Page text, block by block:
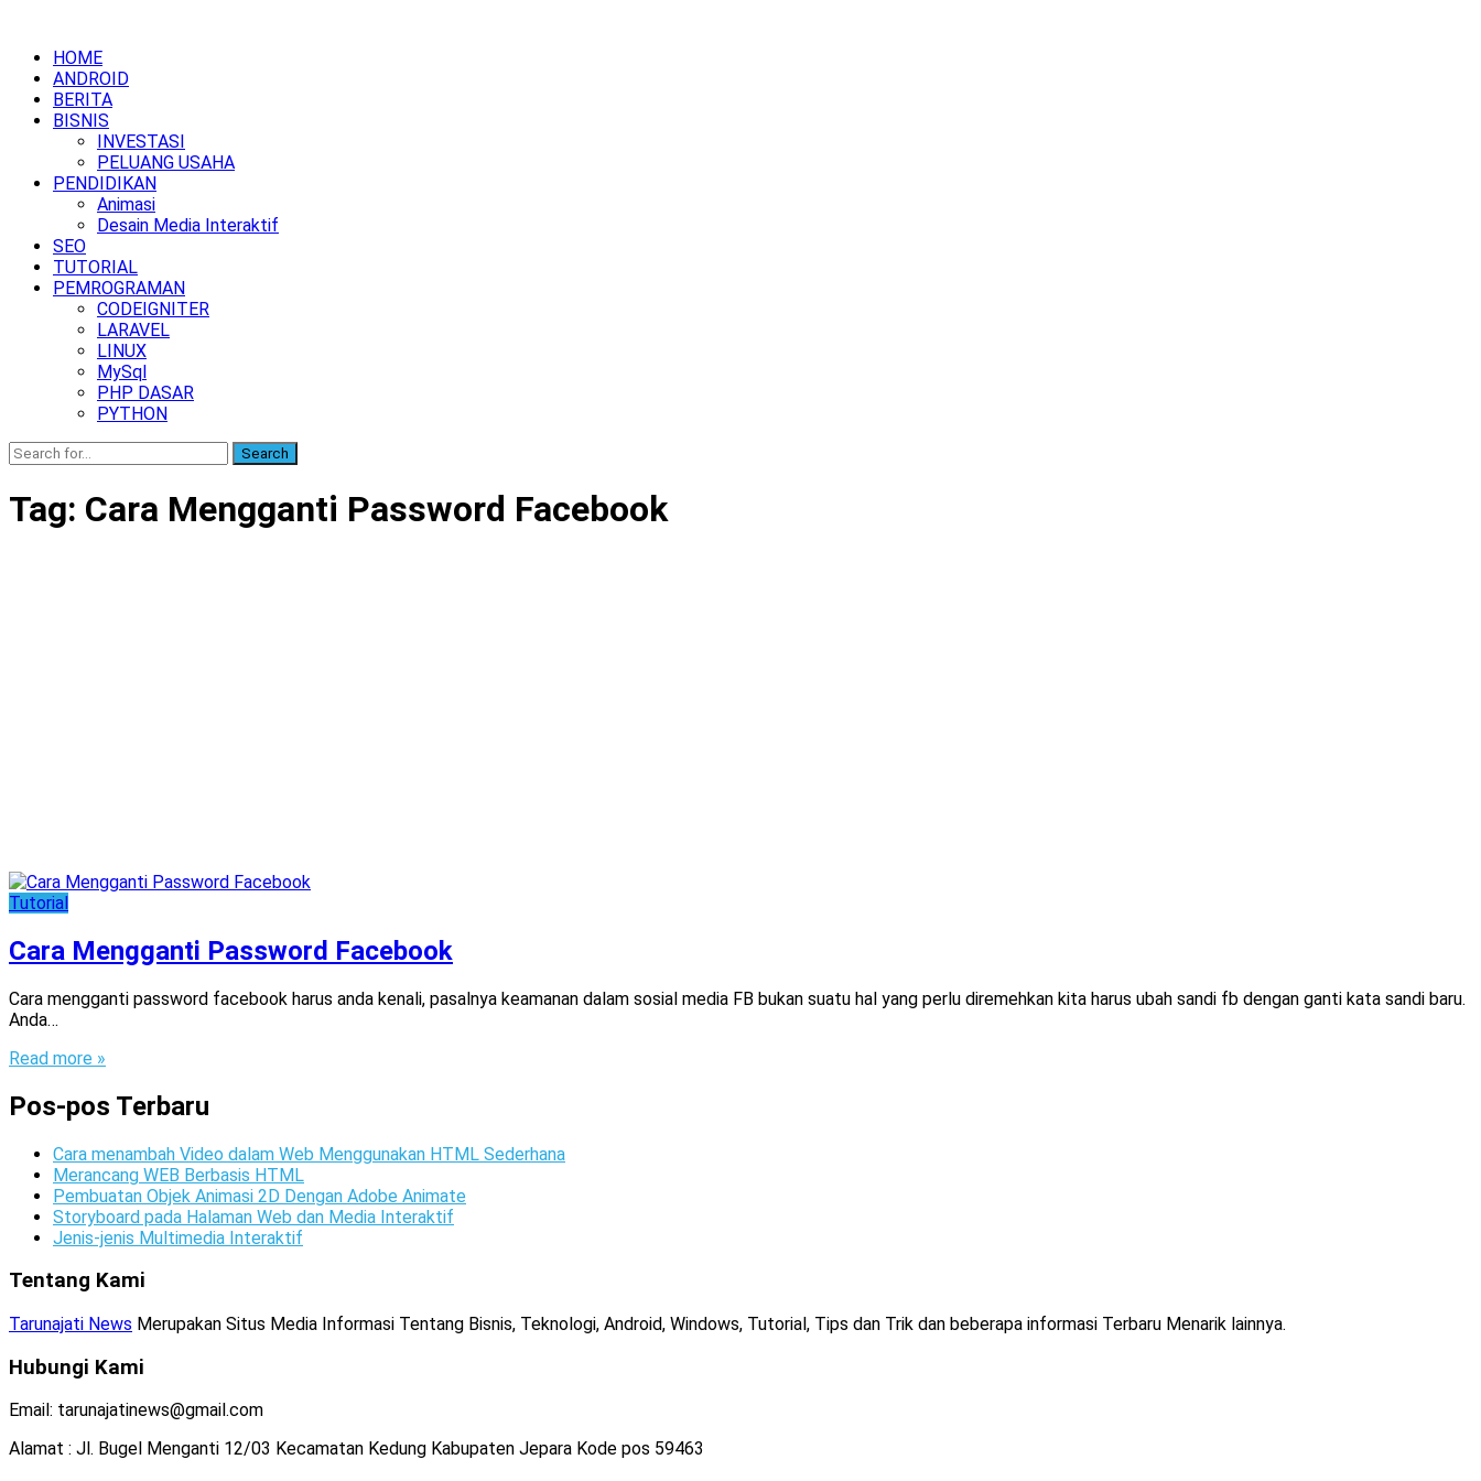
HOME
ANDROID
BERITA
BISNIS
INVESTASI
PELUANG USAHA
PENDIDIKAN
Animasi
Desain Media Interaktif
SEO
TUTORIAL
PEMROGRAMAN
CODEIGNITER
LARAVEL
LINUX
MySql
PHP DASAR
PYTHON
Search
Tag: Cara Mengganti Password Facebook
Tutorial
Cara Mengganti Password Facebook
Cara mengganti password facebook harus anda kenali, pasalnya keamanan dalam sosial media FB bukan suatu hal yang perlu diremehkan kita harus ubah sandi fb dengan ganti kata sandi baru.
Anda…
Read more »
Pos-pos Terbaru
Cara menambah Video dalam Web Menggunakan HTML Sederhana
Merancang WEB Berbasis HTML
Pembuatan Objek Animasi 2D Dengan Adobe Animate
Storyboard pada Halaman Web dan Media Interaktif
Jenis-jenis Multimedia Interaktif
Tentang Kami
Tarunajati News Merupakan Situs Media Informasi Tentang Bisnis, Teknologi, Android, Windows, Tutorial, Tips dan Trik dan beberapa informasi Terbaru Menarik lainnya.
Hubungi Kami
Email: tarunajatinews@gmail.com
Alamat : Jl. Bugel Menganti 12/03 Kecamatan Kedung Kabupaten Jepara Kode pos 59463